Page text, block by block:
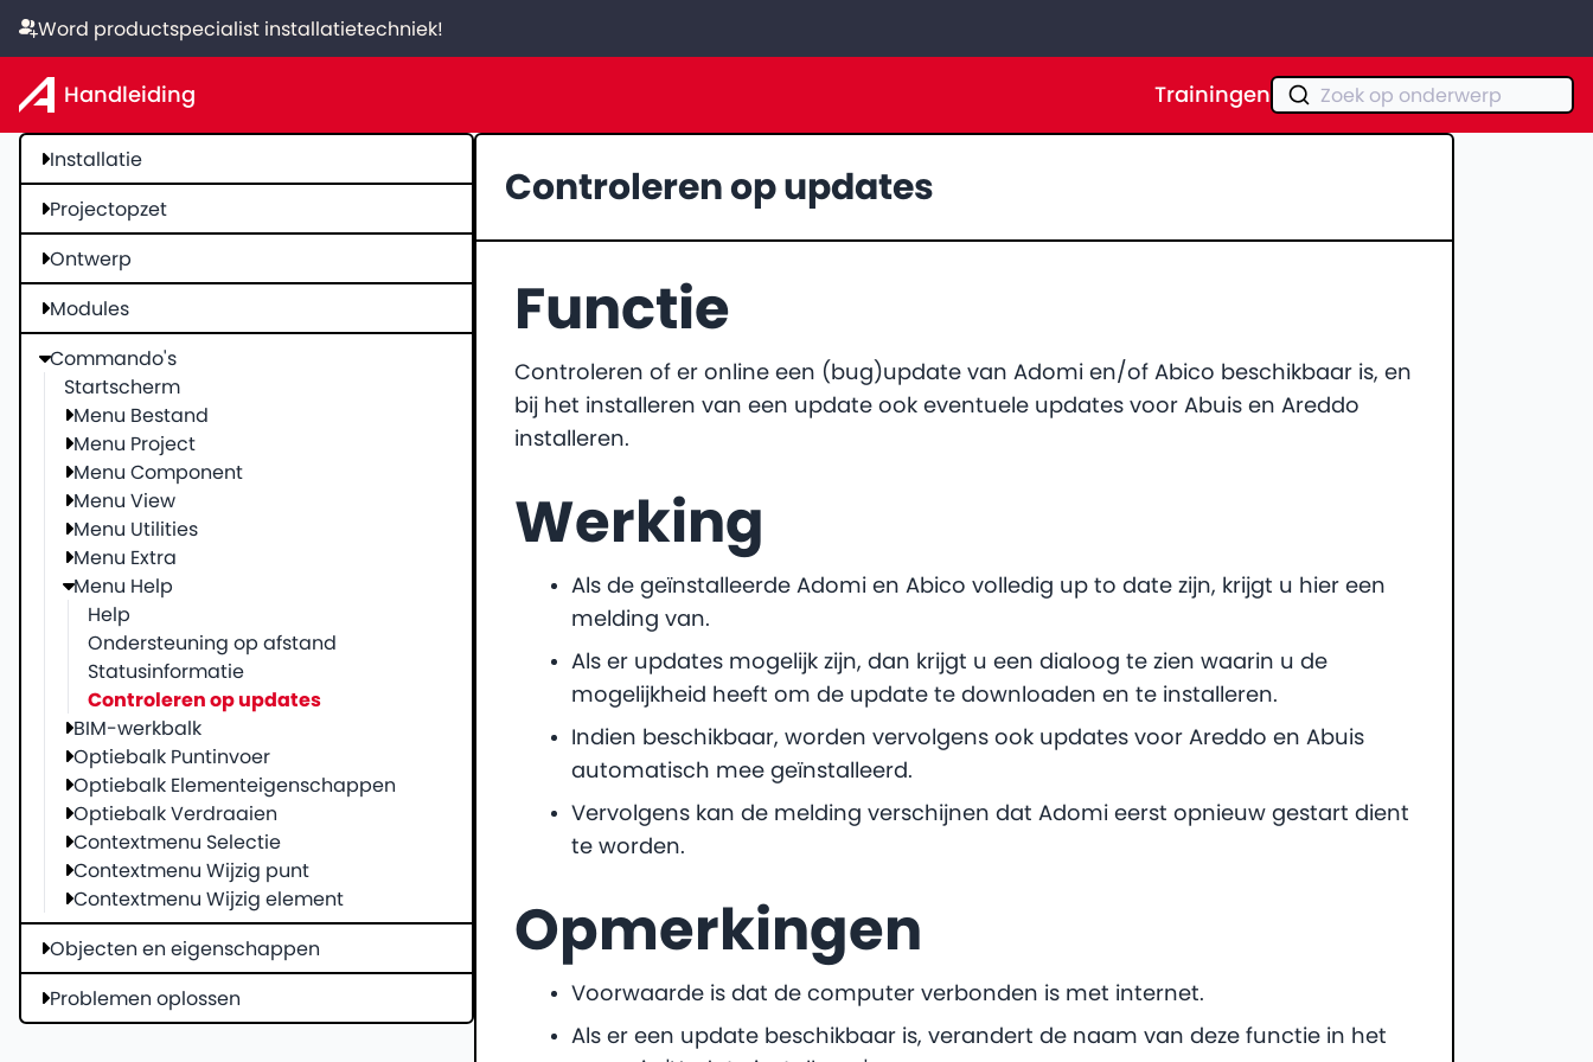
Word productspecialist installatietechniek!
Handleiding Trainingen Zoek op onderwerp
Installatie
Projectopzet
Ontwerp
Modules
Commando's
Startscherm
Menu Bestand
Menu Project
Menu Component
Menu View
Menu Utilities
Menu Extra
Menu Help
Help
Ondersteuning op afstand
Statusinformatie
Controleren op updates
BIM-werkbalk
Optiebalk Puntinvoer
Optiebalk Elementeigenschappen
Optiebalk Verdraaien
Contextmenu Selectie
Contextmenu Wijzig punt
Contextmenu Wijzig element
Objecten en eigenschappen
Problemen oplossen
Controleren op updates
Functie
Controleren of er online een (bug)update van Adomi en/of Abico beschikbaar is, en
bij het installeren van een update ook eventuele updates voor Abuis en Areddo
installeren.
Werking
Als de geïnstalleerde Adomi en Abico volledig up to date zijn, krijgt u hier een
melding van.
Als er updates mogelijk zijn, dan krijgt u een dialoog te zien waarin u de
mogelijkheid heeft om de update te downloaden en te installeren.
Indien beschikbaar, worden vervolgens ook updates voor Areddo en Abuis
automatisch mee geïnstalleerd.
Vervolgens kan de melding verschijnen dat Adomi eerst opnieuw gestart dient
te worden.
Opmerkingen
Voorwaarde is dat de computer verbonden is met internet.
Als er een update beschikbaar is, verandert de naam van deze functie in het